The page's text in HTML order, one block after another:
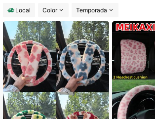
Local
Color Temporada